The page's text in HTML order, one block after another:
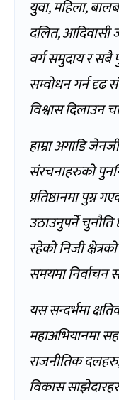
युवा, महिला,
दलित, आदिवासी
वर्ग समुदाय र सबै
सम्वोधन गर्न दृढ
विश्वास दिलाउन
हाम्रा अगाडि
संरचनाहरुको
प्रतिष्ठानमा पुग्न
उठाउनुपर्ने
रहेको निजी
समयमा निर्वाचन
यस सन्दर्भमा
महाअभियानमा
राजनीतिक दलहरु,
विकास